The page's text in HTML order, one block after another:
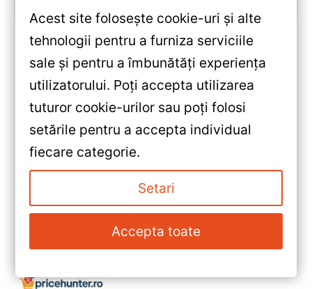
«Navigatie Auto Teyes CC3 2K
360° Dodge Avenger 2007-
2010 — Recenzie Detaliată,
Testare & Recomandări
»
Navigație Auto Teyes CC3 360°
Dodge Avenger 2007-2010 —
Recenzie Detaliată,
Performanță Octa-Core &
Sistem 360°
Acest site folosește cookie-uri și alte
tehnologii pentru a furniza serviciile
sale și pentru a îmbunătăți experiența
utilizatorului. Poți accepta utilizarea
tuturor cookie-urilor sau poți folosi
setările pentru a accepta individual
fiecare categorie.
Setari
Accepta toate